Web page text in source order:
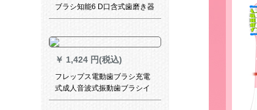
ブラシ知能6 D口含式歯磨き器
怠け者歯ブラシ震えネット赤
(2-6歳)
￥ 1,424 円(税込)
フレップス電動歯ブラシ充電
式成人音波式振動歯ブラシイ
ンテリジェントホワイト歯HX